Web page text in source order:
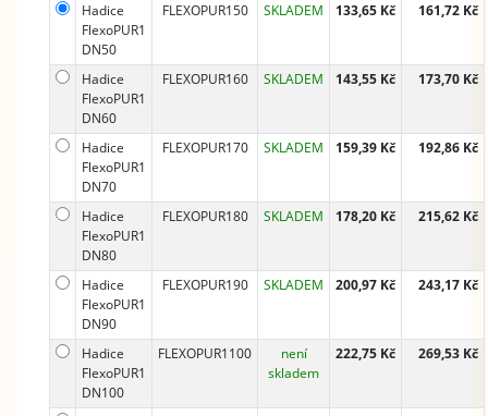
Hadice
FlexoPUR1
DN50
FLEXOPUR150 SKLADEM 133,65 Kč 161,72 Kč
Hadice
FlexoPUR1
DN60
FLEXOPUR160 SKLADEM 143,55 Kč 173,70 Kč
Hadice
FlexoPUR1
DN70
FLEXOPUR170 SKLADEM 159,39 Kč 192,86 Kč
Hadice
FlexoPUR1
DN80
FLEXOPUR180 SKLADEM 178,20 Kč 215,62 Kč
Hadice
FlexoPUR1
DN90
FLEXOPUR190 SKLADEM 200,97 Kč 243,17 Kč
Hadice
FlexoPUR1
DN100
FLEXOPUR1100
není
skladem
222,75 Kč 269,53 Kč